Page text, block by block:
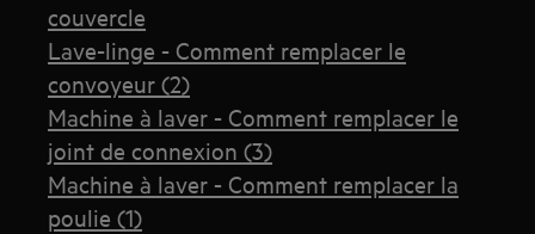
couvercle
Lave-linge - Comment remplacer le
convoyeur (2)
Machine à laver - Comment remplacer le
joint de connexion (3)
Machine à laver - Comment remplacer la
poulie (1)